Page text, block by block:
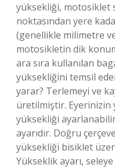
yüksekliği, motosiklet
noktasından yere
(genellikle milimetre
motosikletin dik
ara sıra kullanılan
yüksekliğini temsil
yarar? Terlemeyi ve
üretilmiştir. Eyerinizin
yüksekliği
ayarıdır. Doğru
yüksekliği bisiklet
Yükseklik ayarı,